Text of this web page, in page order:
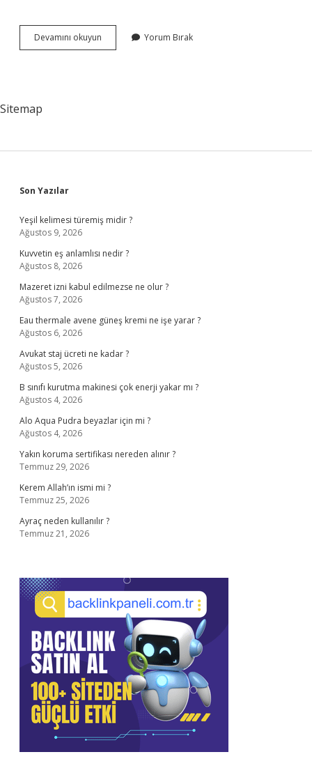
Devamını okuyun
Yöneticisi
Yorum Bırak
Sitemap
Sidebar
Son Yazılar
Yeşil kelimesi türemiş midir ?
Ağustos 9, 2026
Kuvvetin eş anlamlısı nedir ?
Ağustos 8, 2026
Mazeret izni kabul edilmezse ne olur ?
Ağustos 7, 2026
Eau thermale avene güneş kremi ne işe yarar ?
Ağustos 6, 2026
Avukat staj ücreti ne kadar ?
Ağustos 5, 2026
B sınıfı kurutma makinesi çok enerji yakar mı ?
Ağustos 4, 2026
Alo Aqua Pudra beyazlar için mi ?
Ağustos 4, 2026
Yakın koruma sertifikası nereden alınır ?
Temmuz 29, 2026
Kerem Allah’ın ismi mi ?
Temmuz 25, 2026
Ayraç neden kullanılır ?
Temmuz 21, 2026